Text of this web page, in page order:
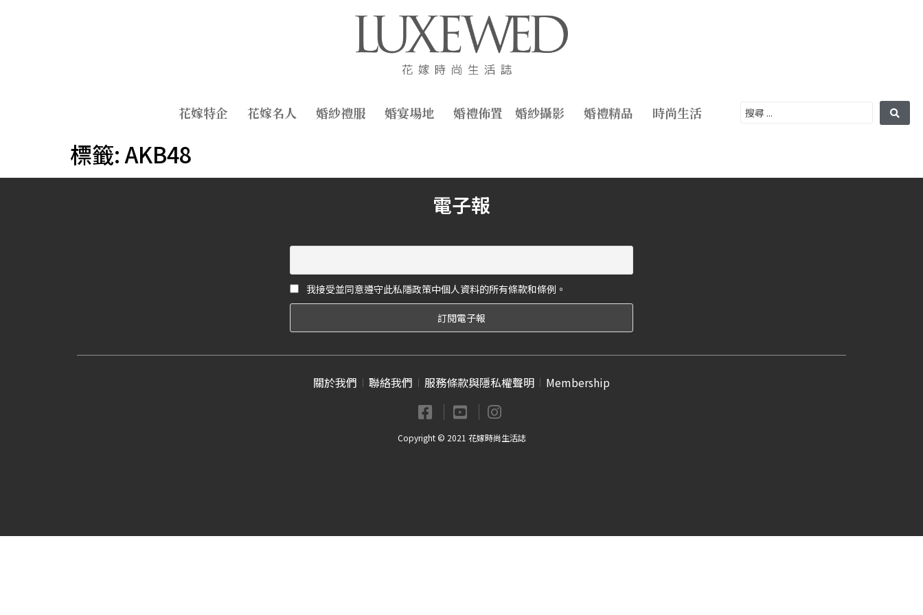
花嫁特企 花嫁名人 婚紗禮服 婚宴場地 婚禮佈置 婚紗攝影 婚禮精品 時尚生活
標籤:AKB48
電子報
我接受並同意遵守此私隱政策中個人資料的所有條款和條例。
關於我們 聯絡我們 服務條款與隱私權聲明 Membership
Copyright © 2021 花嫁時尚生活誌